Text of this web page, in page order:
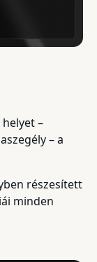
–
– a
részesített
minden